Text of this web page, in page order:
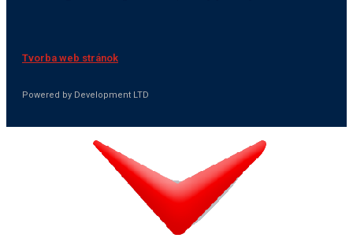
Tvorba web stránok
Powered by Development LTD